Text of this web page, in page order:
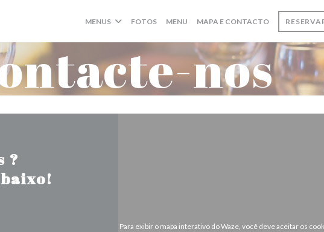
MENUS FOTOS MENU((ABRE NUMA NOVA JANELA))
MAPA E CONTACTO
nos
?
Para exibir o mapa interativo do Waze, você deve aceitar os